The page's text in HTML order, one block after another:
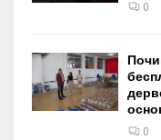
0
0